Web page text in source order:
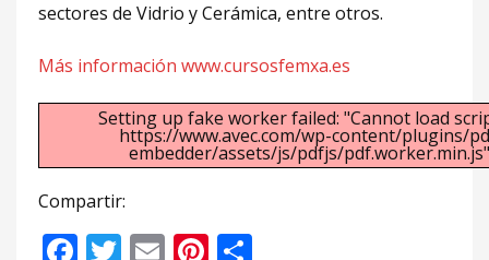
sectores de Vidrio y Cerámica, entre otros.
Más información www.cursosfemxa.es
Setting up fake worker failed: "Cannot load
https://www.avec.com/wp-content/plugins/
embedder/assets/js/pdfjs/
Compartir: